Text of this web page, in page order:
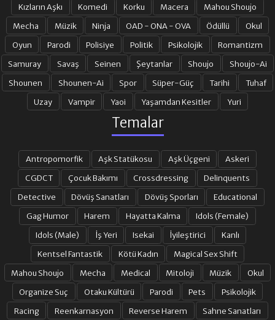
Kızların Aşkı Komedi Korku Macera
Mahou Shoujo
Mecha
Müzik Ninja OAD - ONA - OVA Ödüllü
Okul
Oyun
Parodi Polisiye Politik Psikolojik
Romantizm
Samuray
Savaş Seinen Şeytanlar Shoujo
Shoujo-Ai
Shounen
Shounen-Ai Spor Süper-Güç Tarihi
Tuhaf
Uzay
Vampir Yaoi Yaşamdan Kesitler Yuri
Temalar
Antropomorfik Aşk Statükosu Aşk Üçgeni
Askeri
CGDCT
Çocuk Bakımı Crossdressing
Delinquents
Detective
Dövüş Sanatları Dövüş Sporları
Educational
Gag Humor
Harem Hayatta Kalma
Idols (Female)
Idols (Male)
İş Yeri Isekai İyileştirici
Kanlı
Kentsel Fantastik
Kötü Kadın
Magical Sex Shift
Mahou Shoujo
Mecha Medical Mitoloji Müzik
Okul
Organize Suç
Otaku Kültürü Parodi Pets
Psikolojik
Racing
Reenkarnasyon Reverse Harem
Sahne Sanatları